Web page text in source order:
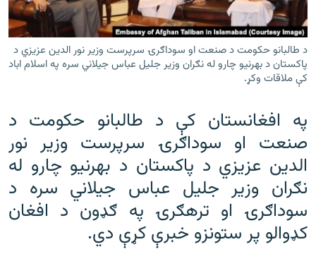
۱۴ ساعته راډیويي خپرونې
Gandhara
موږ وڅارئ
د ازادې اروپا راډیو ټولې ووبپاڼې
د طالبانو حکومت د صنعت او سوداګرۍ سرپرست وزير نور الدين عزيزي د
پاکستان د بهرنيو چارو له نګران وزير جليل عباس جيلاني سره په اسلام اباد
کې ملاقات وکړ.
په افغانستان کې د طالبانو حکومت د
صنعت او سوداګرۍ سرپرست وزير نور
الدين عزيزي د پاکستان د بهرنيو چارو له
نګران وزير جليل عباس جيلاني سره د
سوداګرۍ او ترهګرۍ په ګډون د افغان
کډوالو پر ستونزو خبرې کړې دي.